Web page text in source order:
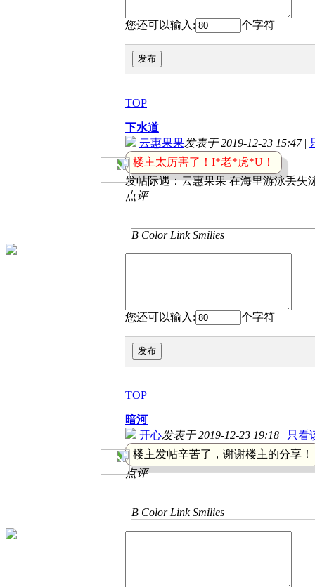
您还可以输入: 个字符
发布
TOP
下水道
云惠果果发表于 2019-12-23 15:47|
楼主太厉害了！I*老*虎*U！
发帖际遇：云惠果果 在海里游泳丢失
点评
B Color Link Smilies
您还可以输入: 个字符
发布
TOP
暗河
开心发表于 2019-12-23 19:18 | 只看
楼主发帖辛苦了，谢谢楼主的分享！
点评
B Color Link Smilies